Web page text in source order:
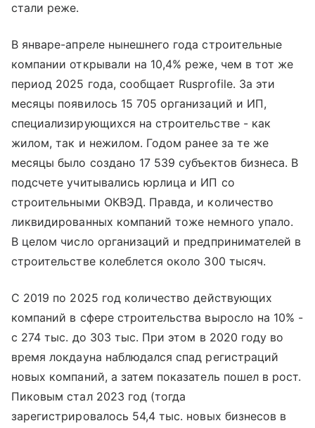
стали реже.
В январе-апреле нынешнего года строительные
компании открывали на 10,4% реже, чем в тот же
период 2025 года, сообщает Rusprofile. За эти
месяцы появилось 15 705 организаций и ИП,
специализирующихся на строительстве - как
жилом, так и нежилом. Годом ранее за те же
месяцы было создано 17 539 субъектов бизнеса. В
подсчете учитывались юрлица и ИП со
строительными ОКВЭД. Правда, и количество
ликвидированных компаний тоже немного упало.
В целом число организаций и предпринимателей в
строительстве колеблется около 300 тысяч.
С 2019 по 2025 год количество действующих
компаний в сфере строительства выросло на 10% -
с 274 тыс. до 303 тыс. При этом в 2020 году во
время локдауна наблюдался спад регистраций
новых компаний, а затем показатель пошел в рост.
Пиковым стал 2023 год (тогда
зарегистрировалось 54,4 тыс. новых бизнесов в